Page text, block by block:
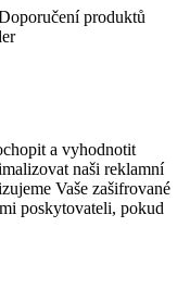
produktů
a vyhodnotit
naši reklamní
Vaše zašifrované
poskytovateli, pokud